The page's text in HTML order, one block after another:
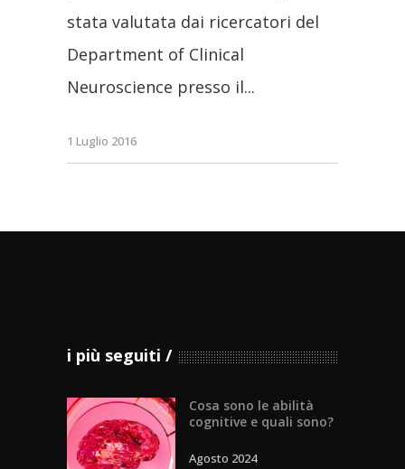
stata valutata dai ricercatori del
Department of Clinical
Neuroscience presso il
1 Luglio 2016
i più seguiti
Cosa sono le abilità
cognitive e quali sono?
Agosto 2024